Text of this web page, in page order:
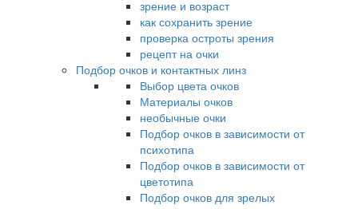
зрение и возраст
как сохранить зрение
проверка остроты зрения
рецепт на очки
Подбор очков и контактных линз
Выбор цвета очков
Материалы очков
необычные очки
Подбор очков в зависимости от
психотипа
Подбор очков в зависимости от
цветотипа
Подбор очков для зрелых